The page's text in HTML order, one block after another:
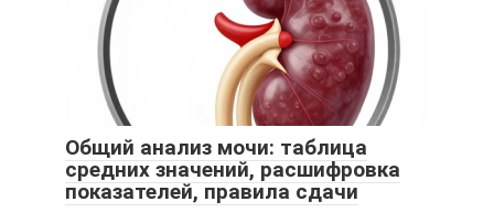
Общий анализ мочи: таблица
средних значений, расшифровка
показателей, правила сдачи